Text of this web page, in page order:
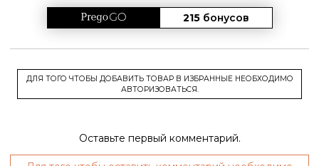
215 бонусов
ДЛЯ ТОГО ЧТОБЫ ДОБАВИТЬ ТОВАР В ИЗБРАННЫЕ НЕОБХОДИМО
АВТОРИЗОВАТЬСЯ.
Оставьте первый комментарий.